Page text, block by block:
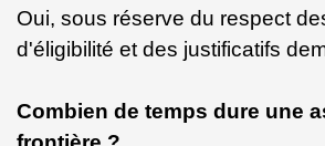
Oui, sous réserve du respect
d'éligibilité et des justificatifs
Combien de temps dure une